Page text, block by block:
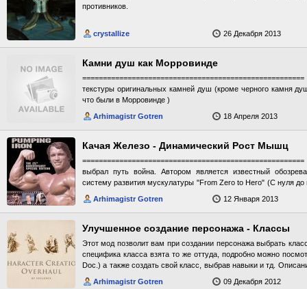
противников.
crystallize 26 Декабря 2013
Камни душ как Морровинде
текстуры оригинальных камней душ (кроме черного камня
что были в Морровинде )
Arhimagistr Gotren
18 Апреля 2013
Качая Железо - Динамический Рост Мышц
выбрал путь война. Автором является известный
систему развития мускулатуры "From Zero to Hero" (С нуля
персонажем, по мере развития воинских навыков будут
во время сна. Поэтому, что бы не потерять дневную
5-6 часов в сутки. В будущих обновлениях автор планирует
потерь. ------------------------------ Навыки от которых
Кузнец : 0.25% Тяжелая Броня : 0.3% Двуручное Оружие:
мышцы, нужно прокачать данные навыки почти до 100 и
персонажами тоже должно работать, но про это ничего не
требуется SKSE. Как обычно последнию версию можно
Arhimagistr Gotren 12 Января 2013
Улучшенное создание персонажа - Классы
Этот мод позволит вам при создании персонажа выбрать
специфика класса взята то же оттуда, подробно можно
Doc.) а также создать свой класс, выбрав навыки и тд.
в ридми, установка там же. О главном тут) Проверял на
"Атрибуты 3 Эры"(ссылка ниже), совместим с плагином
Arhimagistr Gotren 09 Декабря 2012